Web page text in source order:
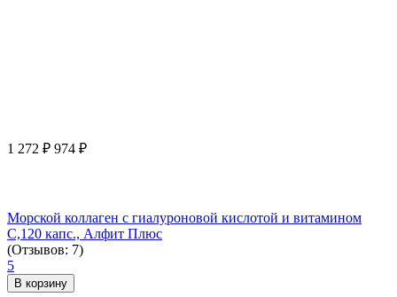
1 272 ₽ 974 ₽
Морской коллаген с гиалуроновой кислотой и витамином
С,120 капс., Алфит Плюс
(Отзывов: 7)
5
В корзину